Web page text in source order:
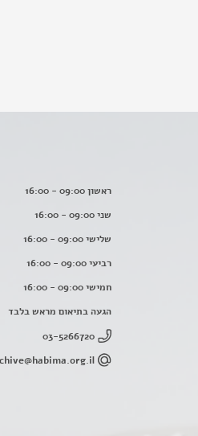
ראשון 09:00 - 16:00
שני 09:00 - 16:00
שלישי 09:00 - 16:00
רביעי 09:00 - 16:00
חמישי 09:00 - 16:00
הגעה בתיאום מראש בלבד
03-5266720